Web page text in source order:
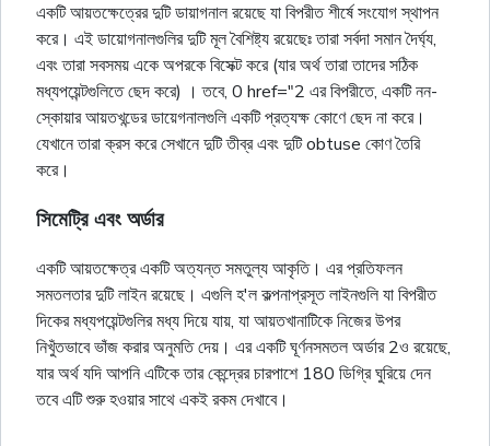
একটি আয়তক্ষেত্রের দুটি ডায়াগনাল রয়েছে যা বিপরীত শীর্ষে সংযোগ স্থাপন
করে। এই ডায়োগনালগুলির দুটি মূল বৈশিষ্ট্য রয়েছেঃ তারা সর্বদা সমান দৈর্ঘ্য,
এবং তারা সবসময় একে অপরকে বিসেক্ট করে (যার অর্থ তারা তাদের সঠিক
মধ্যপয়েন্টগুলিতে ছেদ করে) । তবে, 0 href="2 এর বিপরীতে, একটি নন-
স্কোয়ার আয়তখন্ডের ডায়েগনালগুলি একটি প্রত্যক্ষ কোণে ছেদ না করে।
যেখানে তারা ক্রস করে সেখানে দুটি তীব্র এবং দুটি obtuse কোণ তৈরি
করে।
সিমেট্রি এবং অর্ডার
একটি আয়তক্ষেত্র একটি অত্যন্ত সমতুল্য আকৃতি। এর প্রতিফলন
সমতলতার দুটি লাইন রয়েছে। এগুলি হ'ল কল্পনাপ্রসূত লাইনগুলি যা বিপরীত
দিকের মধ্যপয়েন্টগুলির মধ্য দিয়ে যায়, যা আয়তখানাটিকে নিজের উপর
নিখুঁতভাবে ভাঁজ করার অনুমতি দেয়। এর একটি ঘূর্ণনসমতল অর্ডার 2ও রয়েছে,
যার অর্থ যদি আপনি এটিকে তার কেন্দ্রের চারপাশে 180 ডিগ্রি ঘুরিয়ে দেন
তবে এটি শুরু হওয়ার সাথে একই রকম দেখাবে।